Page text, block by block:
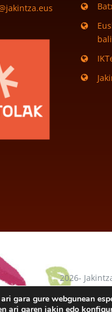
2026-
baten
gara gure webgunean
ari garen jakin edo